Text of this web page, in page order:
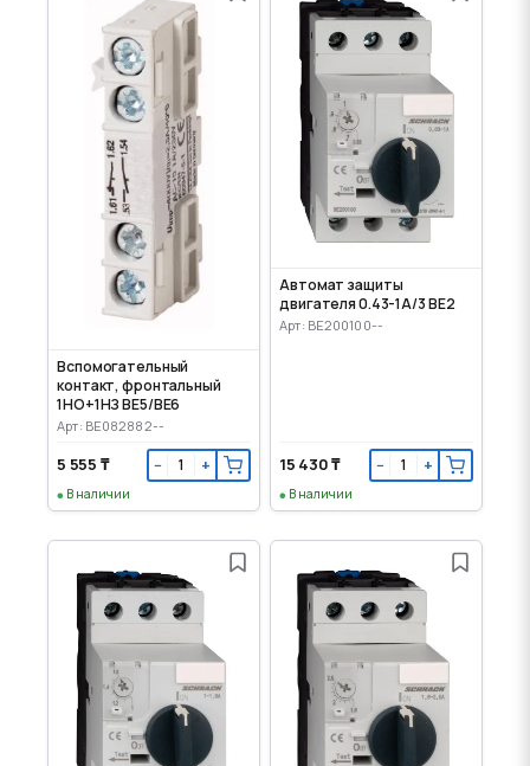
Вспомогательный
контакт, фронтальный
1НО+1НЗ BE5/BE6
Арт: BE082882--
5 555 ₸ − +
В наличии
Автомат защиты
двигателя 0.43-1А/3 BE2
Арт: BE200100--
15 430 ₸ − +
В наличии